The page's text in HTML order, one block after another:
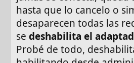
hasta que lo cancelo o
desaparecen todas las
sedeshabilita el
Probé de todo,